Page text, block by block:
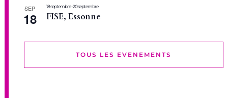
SEP
18
18 septembre-20 septembre
FISE, Essonne
TOUS LES EVENEMENTS